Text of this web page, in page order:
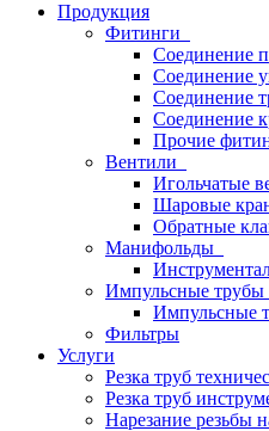
Продукция
Фитинги
Соединение
Соединение
Соединение
Соединение
Прочие
Вентили
Игольчатые
Шаровые
Обратные
Манифольды
Импульсные трубы
Импульсные
Фильтры
Услуги
Резка труб
Резка труб
Нарезание резьбы